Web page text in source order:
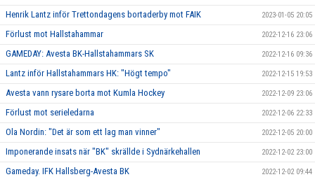
Henrik Lantz inför Trettondagens bortaderby mot FAIK 2023-01-05 20:05
Förlust mot Hallstahammar 2022-12-16 23:06
GAMEDAY: Avesta BK-Hallstahammars SK 2022-12-16 09:36
Lantz inför Hallstahammars HK: "Högt tempo" 2022-12-15 19:53
Avesta vann rysare borta mot Kumla Hockey 2022-12-09 23:06
Förlust mot serieledarna 2022-12-06 22:33
Ola Nordin: "Det är som ett lag man vinner" 2022-12-05 20:00
Imponerande insats när "BK" skrällde i Sydnärkehallen 2022-12-02 23:00
Gameday. IFK Hallsberg-Avesta BK 2022-12-02 09:44